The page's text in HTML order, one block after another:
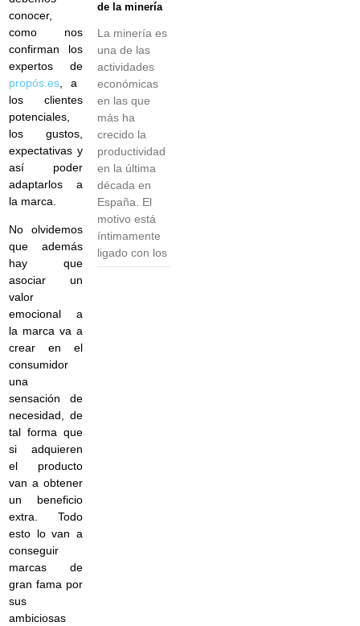
conocer,
como nos
confirman los
expertos de
propós.es , a
los clientes
potenciales,
los gustos,
expectativas y
así poder
adaptarlos a
la marca.
No olvidemos
que además
hay que
asociar un
valor
emocional a
la marca va a
crear en el
consumidor
una
sensación de
necesidad, de
tal forma que
si adquieren
el producto
van a obtener
un beneficio
extra. Todo
esto lo van a
conseguir
marcas de
gran fama por
sus
ambiciosas
de la minería
La minería es
una de las
actividades
económicas
en las que
más ha
crecido la
productividad
en la última
década en
España. El
motivo está
íntimamente
ligado con los